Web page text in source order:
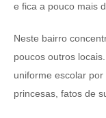
e fica a pouco mais
Neste bairro
poucos outros
uniforme escolar
princesas, fatos de